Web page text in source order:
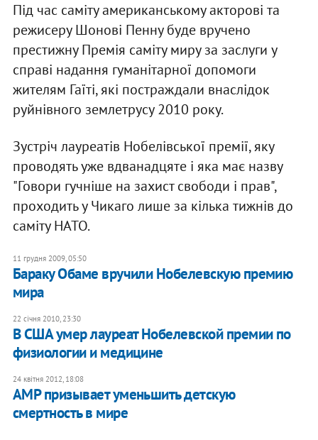
Під час саміту американському акторові та
режисеру Шонові Пенну буде вручено
престижну Премія саміту миру за заслуги у
справі надання гуманітарної допомоги
жителям Гаїті, які постраждали внаслідок
руйнівного землетрусу 2010 року.
Зустріч лауреатів Нобелівської премії, яку
проводять уже вдванадцяте і яка має назву
"Говори гучніше на захист свободи і прав",
проходить у Чикаго лише за кілька тижнів до
саміту НАТО.
11 грудня 2009, 05:50
Бараку Обаме вручили Нобелевскую премию
мира
22 січня 2010, 23:30
В США умер лауреат Нобелевской премии по
физиологии и медицине
24 квітня 2012, 18:08
АМР призывает уменьшить детскую
смертность в мире